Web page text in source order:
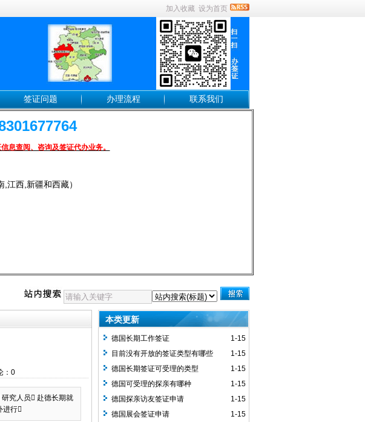
加入收藏 设为首页
签证问题 办理流程 联系我们
息查阅、咨询及签证代办业务。
西,新疆和西藏）
：0
究人员 赴德长期就
进行
本类更新
1-15
德国长期工作签证
1-15
目前没有开放的签证类型有哪些
1-15
德国长期签证可受理的类型
1-15
德国可受理的探亲有哪种
1-15
德国探亲访友签证申请
1-15
德国展会签证申请